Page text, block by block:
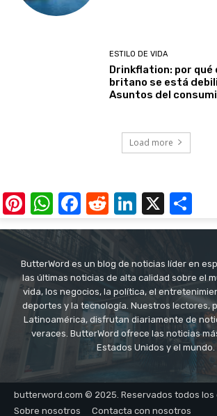
ESTILO DE VIDA
Drinkflation: por qué
britano se está
Asuntos del
Load more
Pinterest
WhatsApp
Facebook
RedditLinkedIn
X
ButterWord es un blog de noticias líder en
las últimas noticias de alta calidad sobre el
vida, los negocios, la política, el
deportes y la tecnología. Nuestros lectores,
Latinoamérica, disfrutan diariamente de
veraces. ButterWord ofrece las noticias
Estados Unidos y el mundo.
butterword.com © 2025. Reservados todos
Sobre nosotros
Contacta con nosotros